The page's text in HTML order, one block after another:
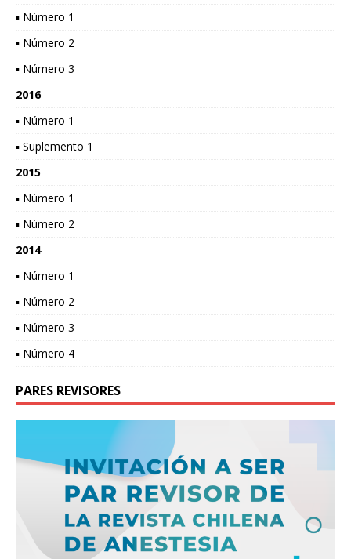
▪ Número 1
▪ Número 2
▪ Número 3
2016
▪ Número 1
▪ Suplemento 1
2015
▪ Número 1
▪ Número 2
2014
▪ Número 1
▪ Número 2
▪ Número 3
▪ Número 4
PARES REVISORES